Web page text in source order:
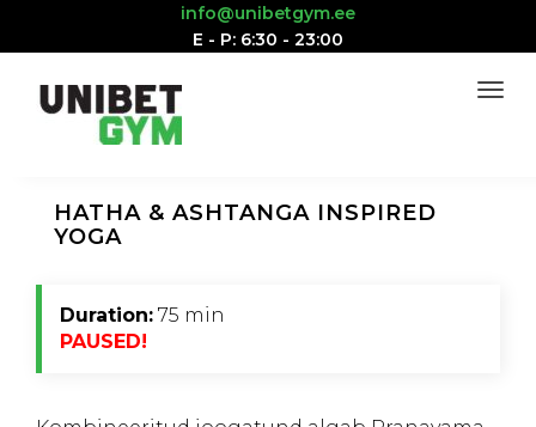
info@unibetgym.ee
E - P: 6:30 - 23:00
HATHA & ASHTANGA INSPIRED
YOGA
Duration: 75 min
PAUSED!